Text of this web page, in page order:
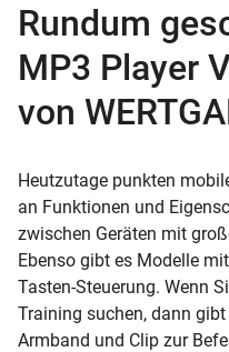
Rundum
MP3 Player
von
Heutzutage punkten
an Funktionen und
zwischen Geräten mit
Ebenso gibt es Modelle
Tasten-Steuerung. Wenn
Training suchen, dann
Armband und Clip zur